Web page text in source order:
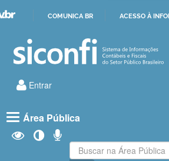
O
COMUNICA BR ACESSO À
Entrar
Área Pública
Buscar
na